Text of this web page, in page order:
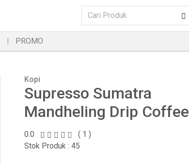
PROMO
Kopi
Supresso Sumatra
Mandheling Drip Coffee
0.0
( 1 )
Stok Produk : 45